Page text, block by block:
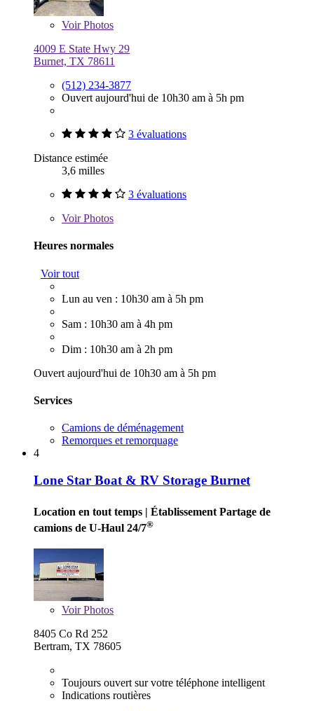
VoirPhotos
4009 E State Hwy 29
Burnet, TX 78611
(512) 234-3877
Ouvert aujourd'hui de 10h30 am à 5h pm
3 évaluations
Distance estimée
3,6 milles
3 évaluations
VoirPhotos
Heures normales
Voir tout
Lun au ven : 10h30 am à 5h pm
Sam : 10h30 am à 4h pm
Dim : 10h30 am à 2h pm
Ouvert aujourd'hui de 10h30 am à 5h pm
Services
Camions de déménagement
Remorques et remorquage
4
Lone Star Boat & RV Storage Burnet
Location en tout temps | Établissement Partage de
camions de U-Haul 24/7®
VoirPhotos
8405 Co Rd 252
Bertram, TX 78605
Toujours ouvert sur votre téléphone intelligent
Indications routières